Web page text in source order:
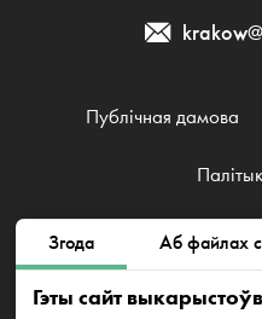
Згода Аб файлах
Гэты сайт
Публічная дамова
Clean Whale Sp. z o.o.,
REGON:
Grzegórzecka